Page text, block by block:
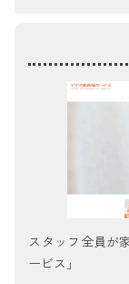
スタッフ全員が
ービス」